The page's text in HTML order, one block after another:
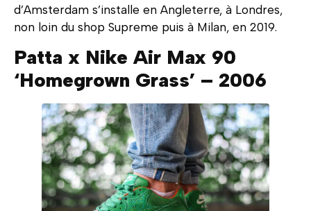
d’Amsterdam s’installe en Angleterre, à Londres,
non loin du shop Supreme puis à Milan, en 2019.
Patta x Nike Air Max 90
‘Homegrown Grass’ – 2006